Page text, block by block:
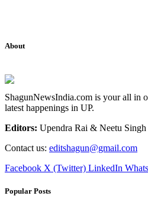
About
ShagunNewsIndia.com is your all in
latest happenings in UP.
Editors: Upendra Rai & Neetu Singh
Contact us: editshagun@gmail.com
Facebook X (Twitter) LinkedIn
Popular Posts